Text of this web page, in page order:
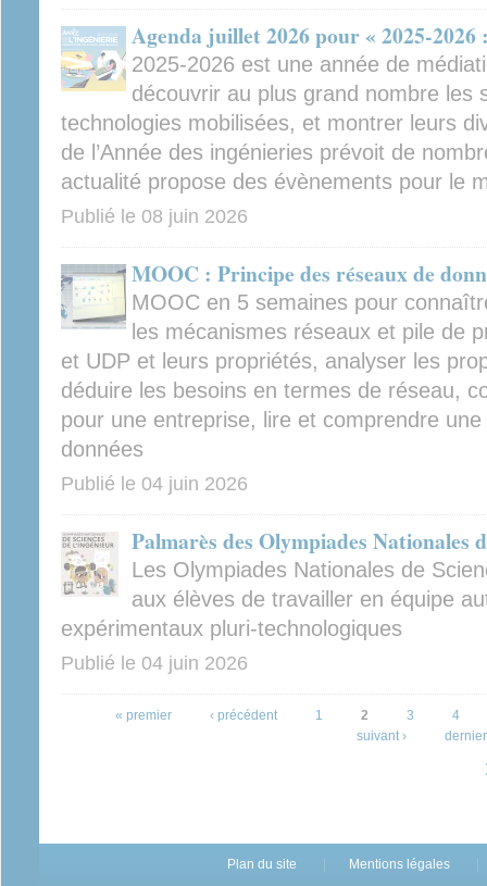
Agenda juillet 2026 pour « 2025-2026
2025-2026 est une année de
découvrir au plus grand nombre les
technologies mobilisées, et montrer leurs
de l’Année des ingénieries prévoit de
actualité propose des évènements pour le
Publié le 08 juin 2026
MOOC : Principe des réseaux de
MOOC en 5 semaines pour
les mécanismes réseaux et pile de
et UDP et leurs propriétés, analyser les
déduire les besoins en termes de réseau,
pour une entreprise, lire et comprendre
données
Publié le 04 juin 2026
Palmarès des Olympiades Nationales
Les Olympiades Nationales de
aux élèves de travailler en équipe
expérimentaux pluri-technologiques
Publié le 04 juin 2026
« premier ‹ précédent 1 2 3
4
suivant ›
Plan du site Mentions légales